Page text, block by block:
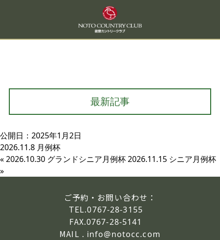
最新記事
公開日：2025年1月2日
2026.11.8 月例杯
«2026.10.30 グランドシニア月例杯2026.11.15 シニア月例杯
»
ご予約・お問い合わせ：
TEL.0767-28-3155
FAX.0767-28-5141
MAIL . info@notocc.com